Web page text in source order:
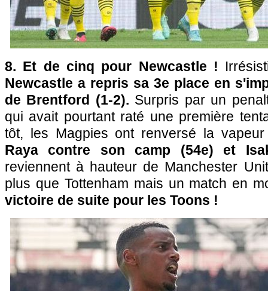
8. Et de cinq pour Newcastle !
Newcastle a repris sa 3e place en
de Brentford (1-2). Surpris par un
qui avait pourtant raté une première
tôt, les Magpies ont renversé la
Raya contre son camp (54e) et
reviennent à hauteur de Manchester
plus que Tottenham mais un match en
victoire de suite pour les Toons !